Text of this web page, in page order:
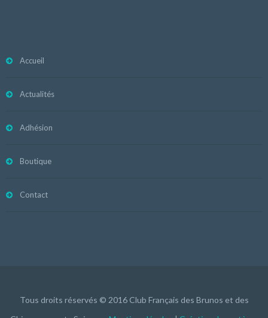
Accueil
Actualités
Adhésion
Boutique
Contact
Tous droits réservés © 2016 Club Français des Brunos et des